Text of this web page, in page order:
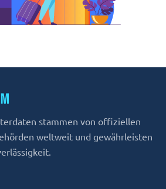
stammen von offiziellen
weltweit und gewährleisten